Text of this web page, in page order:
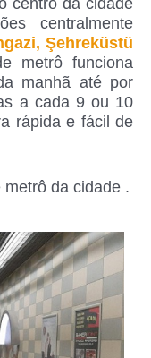
centro da cidade
centralmente
Şehreküstü
metrô funciona
manhã até por
a cada 9 ou 10
rápida e fácil de
da cidade .